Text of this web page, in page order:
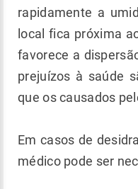
rapidamente a
local fica próxima
favorece a
prejuízos à saúde
que os causados
Em casos de
médico pode ser